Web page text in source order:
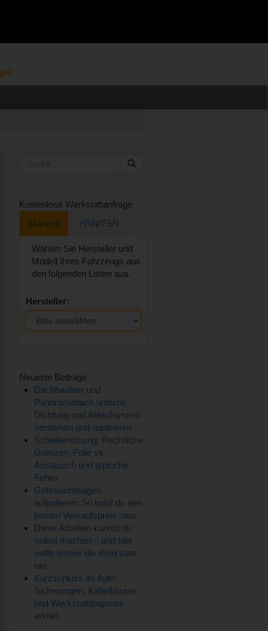
(1)
Kostenlose Werkstattanfrage
Manuell
HSN/TSN
Wählen Sie Hersteller und
Modell Ihres Fahrzeugs aus
den folgenden Listen aus.
Hersteller:
Neueste Beiträge
Dachhauben und
Panoramadach undicht:
Dichtung und Ablaufsystem
verstehen und reparieren
Scheibentönung: Rechtliche
Grenzen, Folie vs.
Austausch und typische
Fehler
Gebrauchtwagen
aufpolieren: So holst du den
besten Verkaufspreis raus
Diese Arbeiten kannst du
selbst machen – und hier
sollte immer die Werkstatt
ran
Kurzschluss im Auto:
Sicherungen, Kabelbäume
und Werkstattdiagnose
erklärt